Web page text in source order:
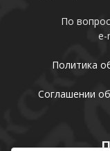
По
e-
Политика
Соглашении